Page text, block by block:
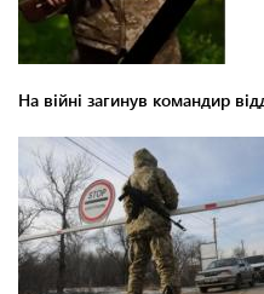
На війні загинув командир